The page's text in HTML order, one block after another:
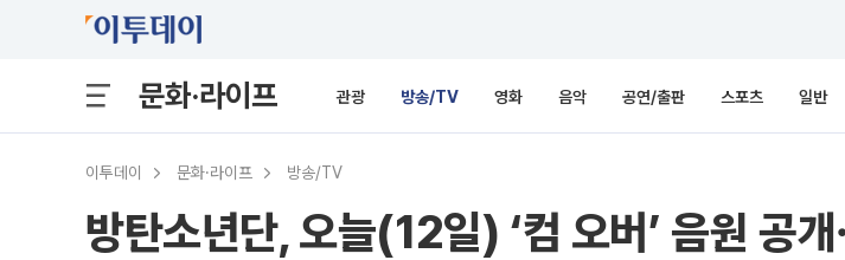
문화·라이프 관광 방송/TV 영화 음악 공연/출판 스포츠 일반
이투데이 문화·라이프 방송/TV
방탄소년단, 오늘(12일) ‘컴 오버’ 음원 공